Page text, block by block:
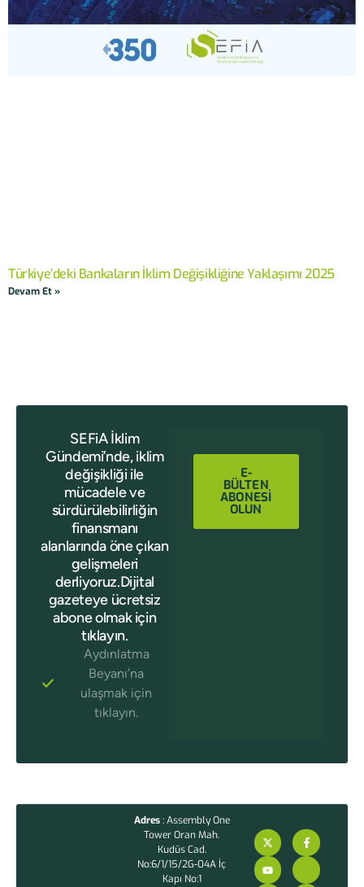
Türkiye’deki Bankaların İklim Değişikliğine Yaklaşımı 2025
Devam Et »
SEFiA İklim
Gündemi’nde, iklim
değişikliği ile
mücadele ve
sürdürülebilirliğin
finansmanı
alanlarında öne çıkan
gelişmeleri
derliyoruz.Dijital
gazeteye ücretsiz
abone olmak için
tıklayın.
Aydınlatma
Beyanı’na
ulaşmak için
tıklayın.
E-
BÜLTEN
ABONESİ
OLUN
Adres: Assembly One
Tower Oran Mah.
Kudüs Cad.
No:6/1/15/2G-04A İç
Kapı No:1